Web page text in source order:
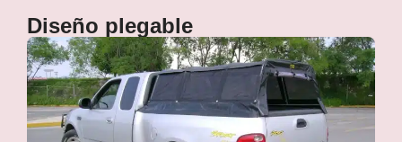
Diseño plegable